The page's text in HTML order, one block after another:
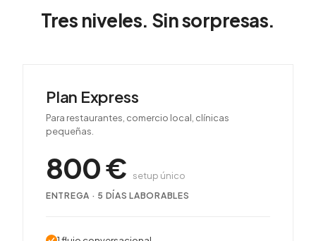
Tres niveles. Sin sorpresas.
Plan Express
Para restaurantes, comercio local, clínicas
pequeñas.
800€ setup único
ENTREGA · 5 DÍAS LABORABLES